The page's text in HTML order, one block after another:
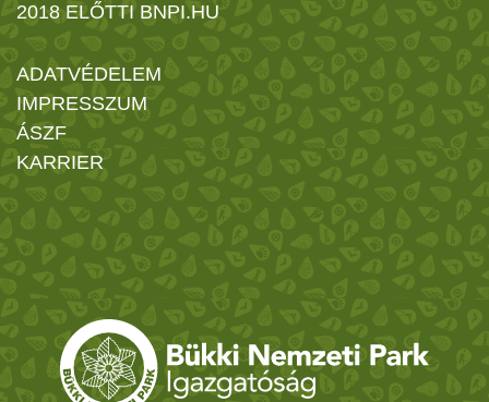
2018 ELŐTTI BNPI.HU
ADATVÉDELEM
IMPRESSZUM
ÁSZF
KARRIER